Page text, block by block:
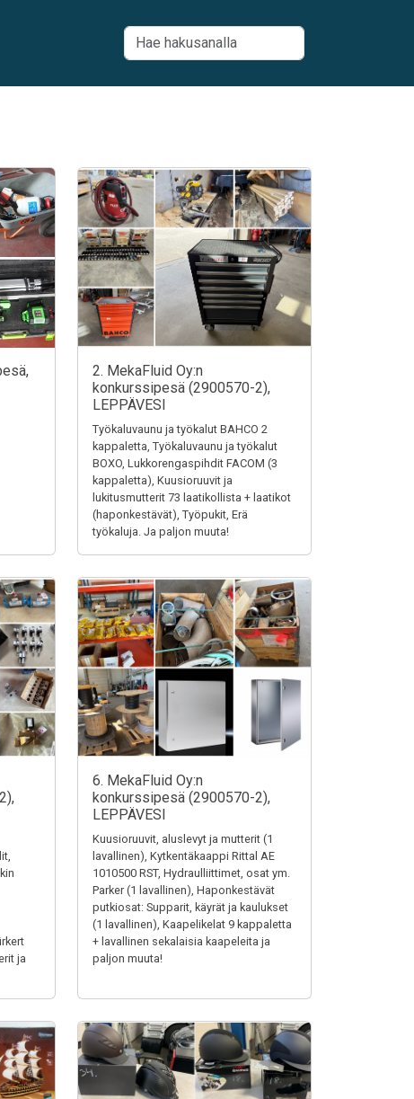
2. MekaFluid Oy:n
konkurssipesä (2900570-2),
LEPPÄVESI
Työkaluvaunu ja työkalut BAHCO 2
kappaletta, Työkaluvaunu ja työkalut
BOXO, Lukkorengaspihdit FACOM (3
kappaletta), Kuusioruuvit ja
lukitusmutterit 73 laatikollista + laatikot
(haponkestävät), Työpukit, Erä
työkaluja. Ja paljon muuta!
ja
6. MekaFluid Oy:n
konkurssipesä (2900570-2),
LEPPÄVESI
Kuusioruuvit, aluslevyt ja mutterit (1
lavallinen), Kytkentäkaappi Rittal AE
1010500 RST, Hydraulliittimet, osat ym.
Parker (1 lavallinen), Haponkestävät
putkiosat: Supparit, käyrät ja kaulukset
(1 lavallinen), Kaapelikelat 9 kappaletta
+ lavallinen sekalaisia kaapeleita ja
paljon muuta!